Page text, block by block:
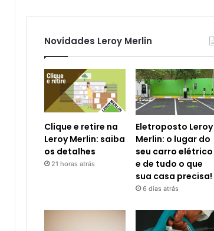
Novidades Leroy Merlin
Clique e retire na
Leroy Merlin: saiba
os detalhes
21 horas atrás
Eletroposto Leroy
Merlin: o lugar do
seu carro elétrico
e de tudo o que
sua casa precisa!
6 dias atrás